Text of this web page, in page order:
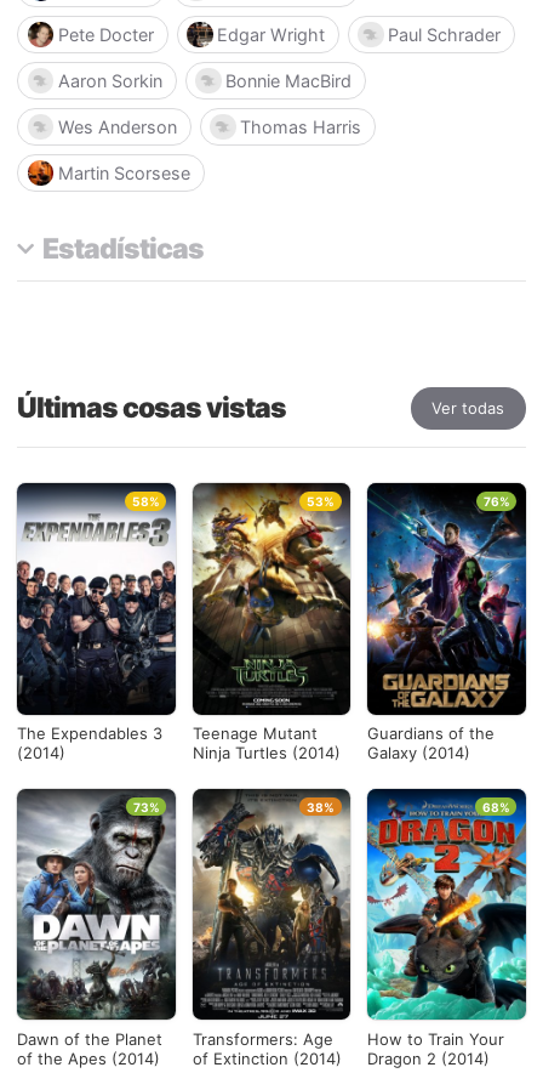
Pete Docter Edgar Wright Paul Schrader
Aaron Sorkin Bonnie MacBird
Wes Anderson Thomas Harris
Martin Scorsese
Estadísticas
Últimas cosas vistas Ver todas
The Expendables 3
(2014)
58%
Teenage Mutant
Ninja Turtles (2014)
53%
Guardians of the
Galaxy (2014)
76%
Dawn of the Planet
of the Apes (2014)
73%
Transformers: Age
of Extinction (2014)
38%
How to Train Your
Dragon 2 (2014)
68%